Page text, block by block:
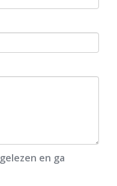
gelezen en ga